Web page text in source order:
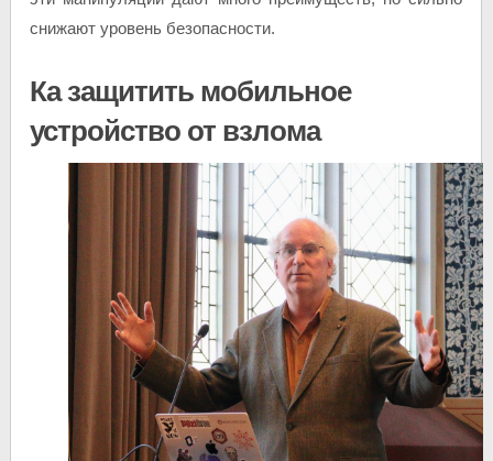
снижают уровень безопасности.
Ка защитить мобильное
устройство от взлома